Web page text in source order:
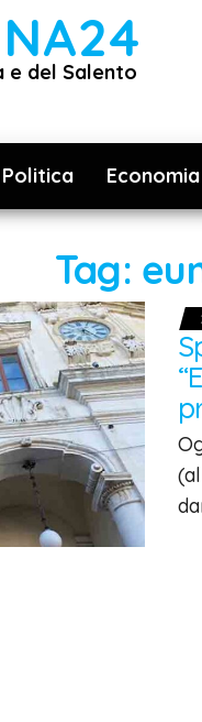
e del Salento
Politica Economia
Tag: